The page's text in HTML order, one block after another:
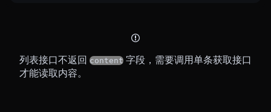
列表接口不返回 content 字段，需要调用单条获取接口
才能读取内容。